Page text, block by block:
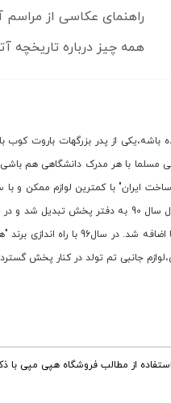
راهنمای عکاسی از
همه چيز درباره تاريخچه
از پدر بزرگهات باروت کوب
ایران" با کمترین لوازم ممکن و
فروشگاه تم های تولد و لوازم جشن
جانبی تم تولد در کنار پخش
استفاده از مطالب فروشگاه هپی مپی